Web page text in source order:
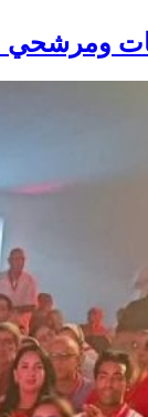
ومرشحي